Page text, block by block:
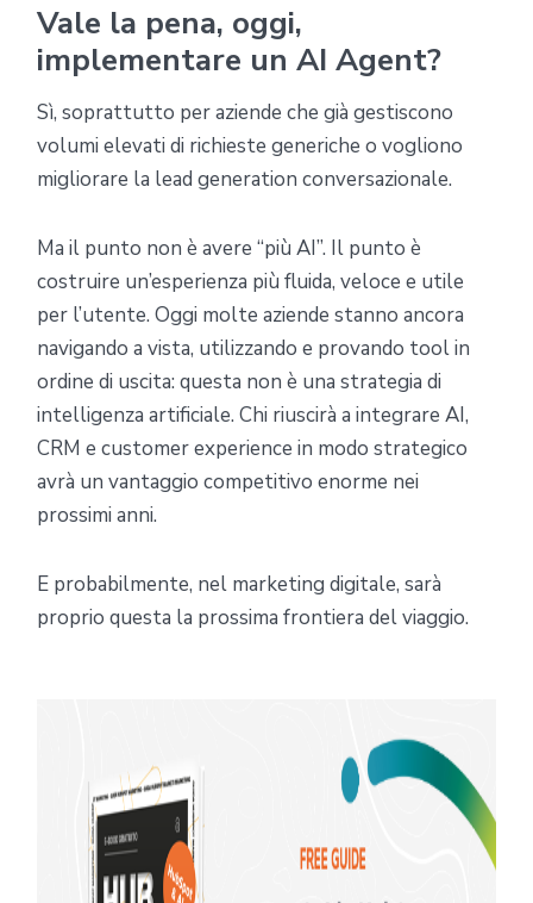
Vale la pena, oggi,
implementare un AI Agent?
Sì, soprattutto per aziende che già gestiscono
volumi elevati di richieste generiche o vogliono
migliorare la lead generation conversazionale.
Ma il punto non è avere “più AI”. Il punto è
costruire un’esperienza più fluida, veloce e utile
per l’utente. Oggi molte aziende stanno ancora
navigando a vista, utilizzando e provando tool in
ordine di uscita: questa non è una strategia di
intelligenza artificiale. Chi riuscirà a integrare AI,
CRM e customer experience in modo strategico
avrà un vantaggio competitivo enorme nei
prossimi anni.
E probabilmente, nel marketing digitale, sarà
proprio questa la prossima frontiera del viaggio.